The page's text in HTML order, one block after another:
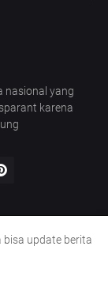
nasional yang
karena
Etik
bisa update berita